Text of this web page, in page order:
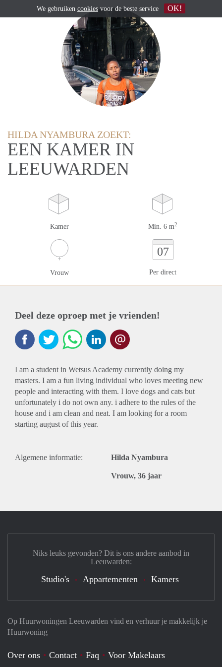
HILDA NYAMBURA ZOEKT:
EEN KAMER IN
LEEUWARDEN
Kamer Min. 6 m2
Vrouw
07
Per direct
Deel deze oproep met je vrienden!
I am a student in Wetsus Academy currently doing my
masters. I am a fun living individual who loves meeting new
people and interacting with them. I love dogs and cats but
unfortunately i do not own any. i adhere to the rules of the
house and i am clean and neat. I am looking for a room
starting august of this year.
Algemene informatie: Hilda Nyambura
Vrouw, 36 jaar
Op Huurwoningen Leeuwarden vind en verhuur je makkelijk je
Huurwoning
Over ons Contact Faq Voor Makelaars
Niks leuks gevonden? Dit is ons andere aanbod in
Leeuwarden:
Studio's Appartementen Kamers
We gebruiken cookiesvoor de beste service OK!